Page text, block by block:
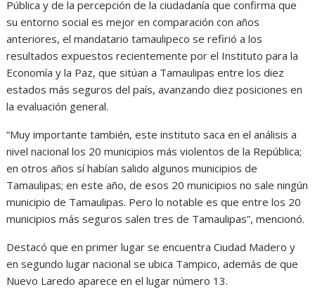
Pública y de la percepción de la ciudadanía que confirma que
su entorno social es mejor en comparación con años
anteriores, el mandatario tamaulipeco se refirió a los
resultados expuestos recientemente por el Instituto para la
Economía y la Paz, que sitúan a Tamaulipas entre los diez
estados más seguros del país, avanzando diez posiciones en
la evaluación general.
“Muy importante también, este instituto saca en el análisis a
nivel nacional los 20 municipios más violentos de la República;
en otros años sí habían salido algunos municipios de
Tamaulipas; en este año, de esos 20 municipios no sale ningún
municipio de Tamaulipas. Pero lo notable es que entre los 20
municipios más seguros salen tres de Tamaulipas”, mencionó.
Destacó que en primer lugar se encuentra Ciudad Madero y
en segundo lugar nacional se ubica Tampico, además de que
Nuevo Laredo aparece en el lugar número 13.